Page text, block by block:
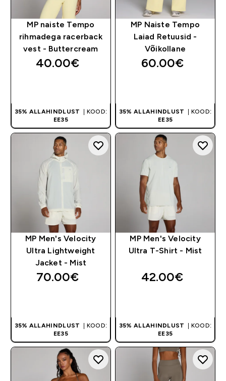
MP naiste Tempo
rihmadega racerback
vest - Buttercream
40.00€‎
35% ALLAHINDLUST
| KOOD:
EE35
MP Naiste Tempo
Laiad Retuusid -
Võikollane
60.00€‎
35% ALLAHINDLUST
| KOOD:
EE35
MP Men's Velocity
Ultra Lightweight
Jacket - Mist
70.00€‎
35% ALLAHINDLUST
| KOOD:
EE35
MP Men's Velocity
Ultra T-Shirt - Mist
42.00€‎
35% ALLAHINDLUST
| KOOD:
EE35